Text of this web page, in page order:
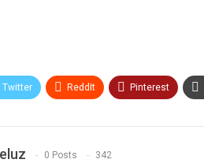
Twitter ReddIt Pinterest
0 Posts 342